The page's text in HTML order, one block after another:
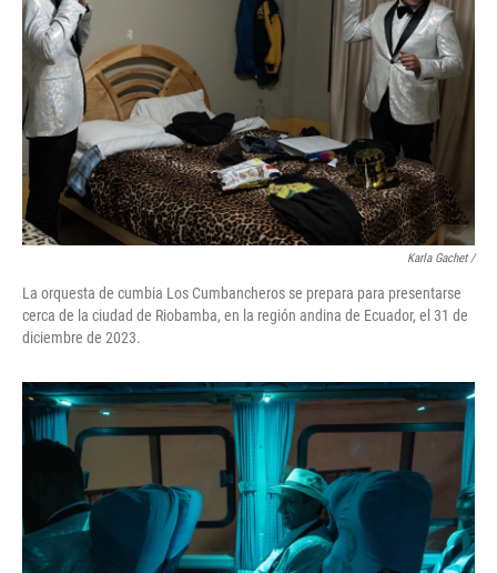
Karla Gachet/
La orquesta de cumbia Los Cumbancheros se prepara para presentarse
cerca de la ciudad de Riobamba, en la región andina de Ecuador, el 31 de
diciembre de 2023.